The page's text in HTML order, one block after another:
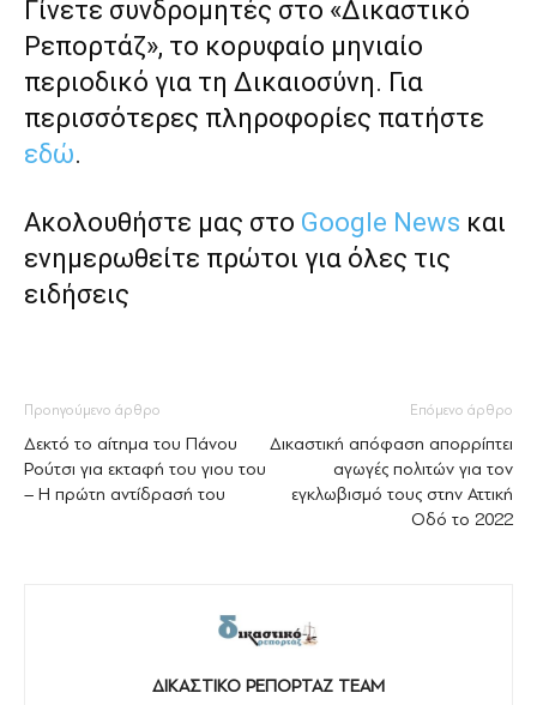
Γίνετε συνδρομητές στο «Δικαστικό
Ρεπορτάζ», το κορυφαίο μηνιαίο
περιοδικό για τη Δικαιοσύνη. Για
περισσότερες πληροφορίες πατήστε
εδώ.
Ακολουθήστε μας στο Google News και
ενημερωθείτε πρώτοι για όλες τις
ειδήσεις
Προηγούμενο άρθρο
Δεκτό το αίτημα του Πάνου
Ρούτσι για εκταφή του γιου του
– Η πρώτη αντίδρασή του
Επόμενο άρθρο
Δικαστική απόφαση απορρίπτει
αγωγές πολιτών για τον
εγκλωβισμό τους στην Αττική
Οδό το 2022
ΔΙΚΑΣΤΙΚΟ ΡΕΠΟΡΤΑΖ TEAM